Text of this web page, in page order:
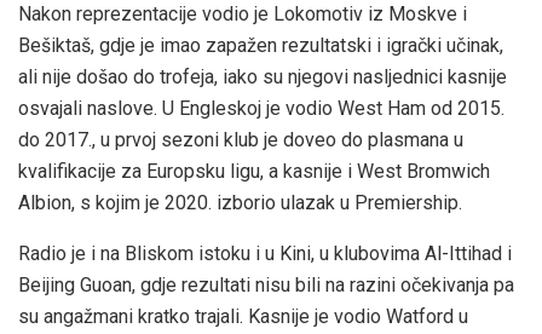
Nakon reprezentacije vodio je Lokomotiv iz Moskve i
Bešiktaš, gdje je imao zapažen rezultatski i igrački učinak,
ali nije došao do trofeja, iako su njegovi nasljednici kasnije
osvajali naslove. U Engleskoj je vodio West Ham od 2015.
do 2017., u prvoj sezoni klub je doveo do plasmana u
kvalifikacije za Europsku ligu, a kasnije i West Bromwich
Albion, s kojim je 2020. izborio ulazak u Premiership.
Radio je i na Bliskom istoku i u Kini, u klubovima Al-Ittihad i
Beijing Guoan, gdje rezultati nisu bili na razini očekivanja pa
su angažmani kratko trajali. Kasnije je vodio Watford u